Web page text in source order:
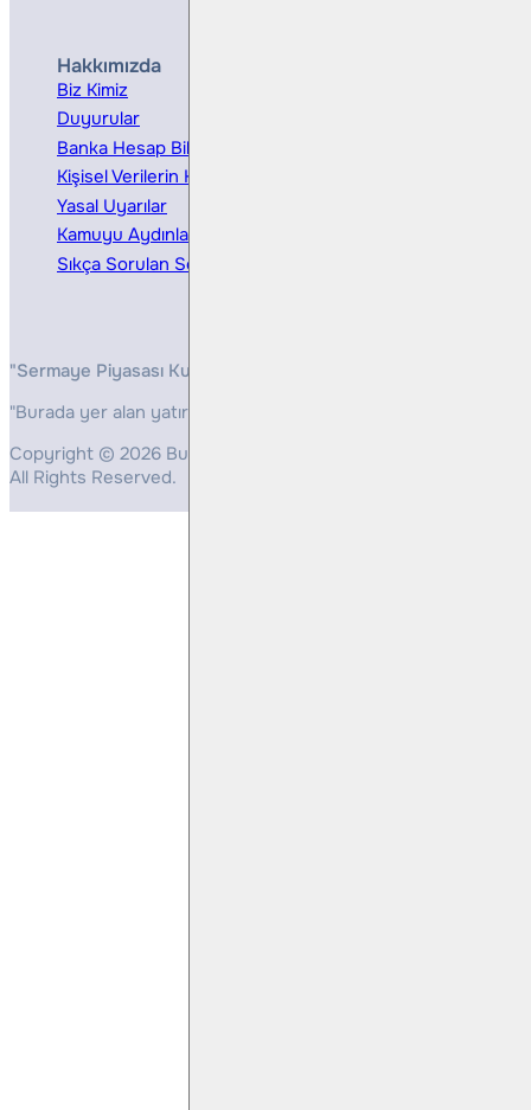
Hakkımızda
Biz Kimiz
Duyurular
Banka Hesap Bilgileri
Kişisel Verilerin Korunması
Yasal Uyarılar
Kamuyu Aydınlatma
Sıkça Sorulan Sorular
"Sermaye Piyasası Kurulunun, Yatırım Hizmetleri ve
"Burada yer alan yatırım bilgi, yorum ve tavsiyeleri yatırım
Copyright © 2026 Bulls Yatırım Menkul Değerler
All Rights Reserved.